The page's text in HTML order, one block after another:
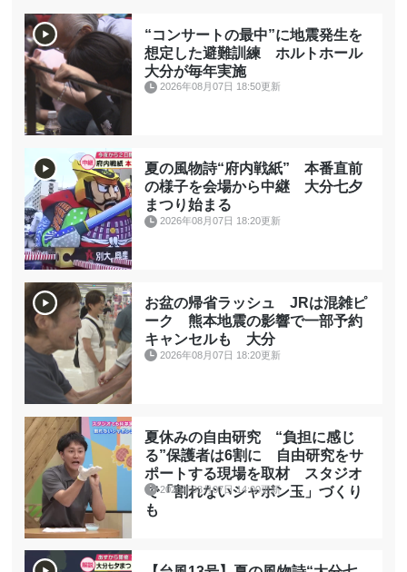
“コンサートの最中”に地震発生を
想定した避難訓練 ホルトホール
大分が毎年実施
2026年08月07日 18:50更新
夏の風物詩“府内戦紙” 本番直前
の様子を会場から中継 大分七夕
まつり始まる
2026年08月07日 18:20更新
お盆の帰省ラッシュ JRは混雑ピ
ーク 熊本地震の影響で一部予約
キャンセルも 大分
2026年08月07日 18:20更新
夏休みの自由研究 “負担に感じ
る”保護者は6割に 自由研究をサ
ポートする現場を取材 スタジオ
で「割れないシャボン玉」づくり
も
2026年08月07日 14:00更新